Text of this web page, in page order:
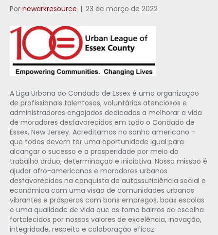
Por newarkresource | 23 de março de 2022
A Liga Urbana do Condado de Essex é uma organização
de profissionais talentosos, voluntários atenciosos e
administradores engajados dedicados a melhorar a vida
de moradores desfavorecidos em todo o Condado de
Essex, New Jersey. Acreditamos no sonho americano –
que todos devem ter uma oportunidade igual para
alcançar o sucesso e a prosperidade por meio do
trabalho árduo, determinação e iniciativa. Nossa missão é
ajudar afro-americanos e moradores urbanos
desfavorecidos na conquista da autossuficiência social e
econômica com uma visão de comunidades urbanas
vibrantes e prósperas com bons empregos, boas escolas
e uma qualidade de vida que os torna bairros de escolha
fortalecidos por nossos valores de excelência, inovação,
integridade, respeito e colaboração eficaz.